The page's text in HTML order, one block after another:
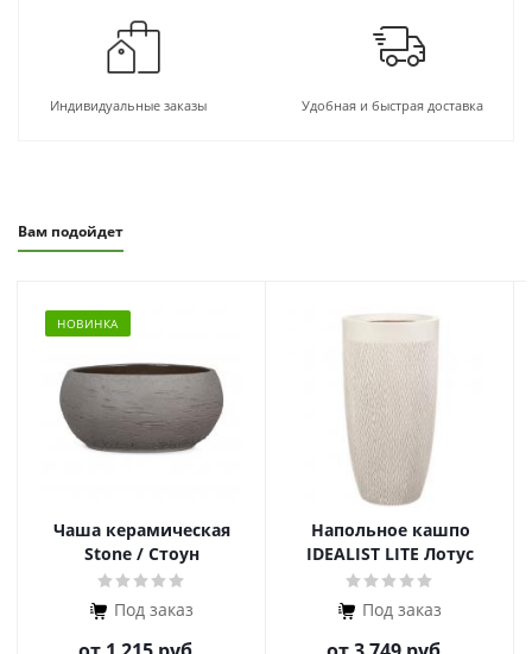
Индивидуальные заказы Удобная и быстрая доставка
Вам подойдет
НОВИНКА
Чаша керамическая
Stone / Стоун
Под заказ
Напольное кашпо
IDEALIST LITE Лотус
Высокое, круглое
Под заказ